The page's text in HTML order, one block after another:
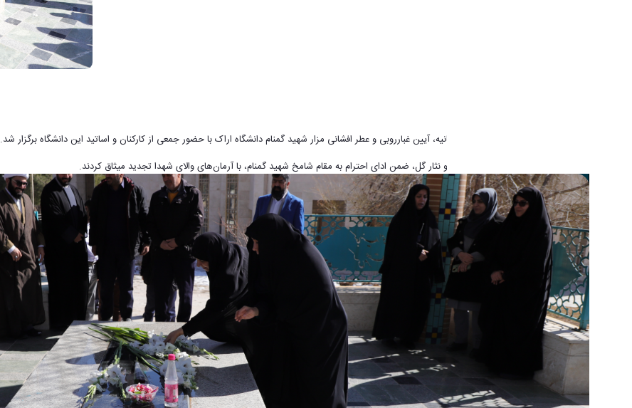
به مناسبت دهه مبارک فجر و اعیاد شعبانیه، آیین غبارروبی و عطر افشانی مزار شهید گمنام دانشگاه اراک با حضور جمعی از کارکنان و اساتید این دانشگاه برگزار شد.
در این مراسم، حاضران با قرائت فاتحه و نثار گل، ضمن ادای احترام به مقام شامخ شهید گمنام، با آرمان‌های والای شهدا تجدید میثاق کردند.